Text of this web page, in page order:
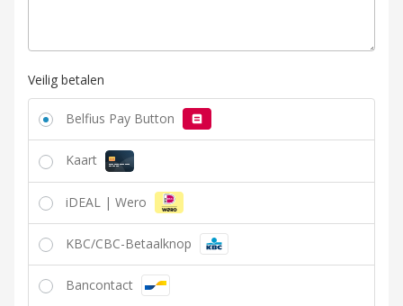
Veilig betalen
Belfius Pay Button
Kaart
iDEAL | Wero
KBC/CBC-Betaalknop
Bancontact